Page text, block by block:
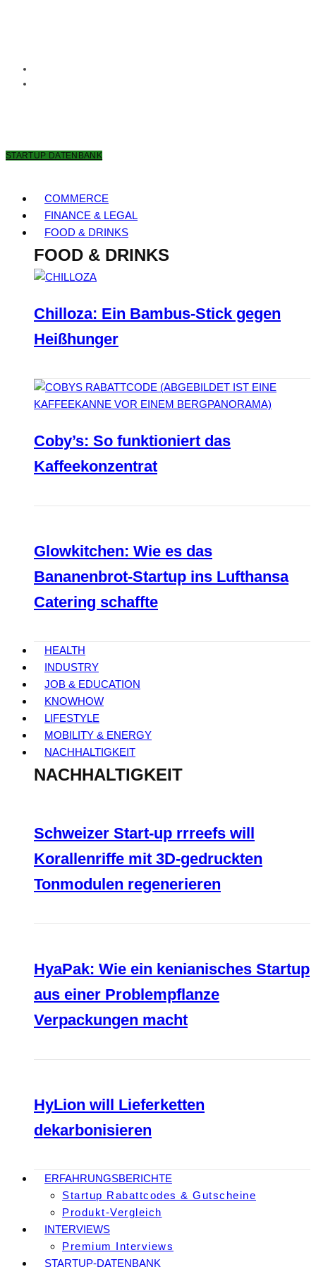
STARTUP DATENBANK
COMMERCE
FINANCE & LEGAL
FOOD & DRINKS
FOOD & DRINKS
Chilloza: Ein Bambus-Stick gegen
Heißhunger
Coby’s: So funktioniert das
Kaffeekonzentrat
Glowkitchen: Wie es das
Bananenbrot-Startup ins Lufthansa
Catering schaffte
HEALTH
INDUSTRY
JOB & EDUCATION
KNOWHOW
LIFESTYLE
MOBILITY & ENERGY
NACHHALTIGKEIT
NACHHALTIGKEIT
Schweizer Start-up rrreefs will
Korallenriffe mit 3D-gedruckten
Tonmodulen regenerieren
HyaPak: Wie ein kenianisches Startup
aus einer Problempflanze
Verpackungen macht
HyLion will Lieferketten
dekarbonisieren
ERFAHRUNGSBERICHTE
Startup Rabattcodes & Gutscheine
Produkt-Vergleich
INTERVIEWS
Premium Interviews
STARTUP-DATENBANK